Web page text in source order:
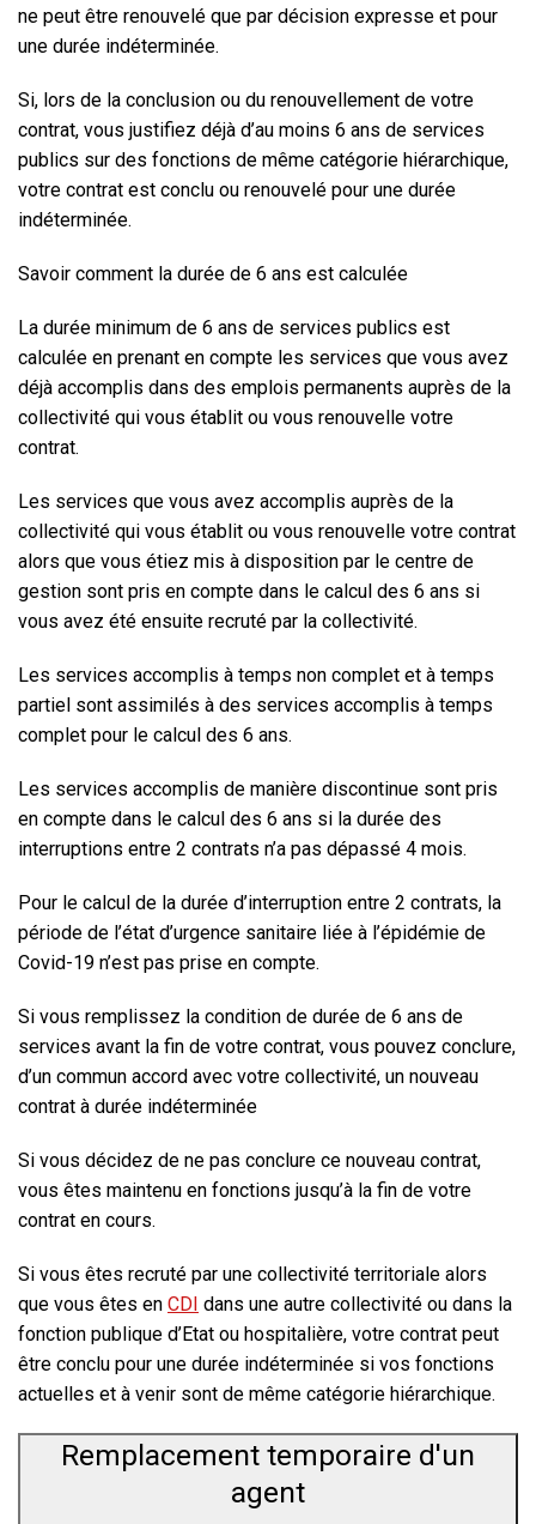
ne peut être renouvelé que par décision expresse et pour
une durée indéterminée.
Si, lors de la conclusion ou du renouvellement de votre
contrat, vous justifiez déjà d’au moins 6 ans de services
publics sur des fonctions de même catégorie hiérarchique,
votre contrat est conclu ou renouvelé pour une durée
indéterminée.
Savoir comment la durée de 6 ans est calculée
La durée minimum de 6 ans de services publics est
calculée en prenant en compte les services que vous avez
déjà accomplis dans des emplois permanents auprès de la
collectivité qui vous établit ou vous renouvelle votre
contrat.
Les services que vous avez accomplis auprès de la
collectivité qui vous établit ou vous renouvelle votre contrat
alors que vous étiez mis à disposition par le centre de
gestion sont pris en compte dans le calcul des 6 ans si
vous avez été ensuite recruté par la collectivité.
Les services accomplis à temps non complet et à temps
partiel sont assimilés à des services accomplis à temps
complet pour le calcul des 6 ans.
Les services accomplis de manière discontinue sont pris
en compte dans le calcul des 6 ans si la durée des
interruptions entre 2 contrats n’a pas dépassé 4 mois.
Pour le calcul de la durée d’interruption entre 2 contrats, la
période de l’état d’urgence sanitaire liée à l’épidémie de
Covid-19 n’est pas prise en compte.
Si vous remplissez la condition de durée de 6 ans de
services avant la fin de votre contrat, vous pouvez conclure,
d’un commun accord avec votre collectivité, un nouveau
contrat à durée indéterminée
Si vous décidez de ne pas conclure ce nouveau contrat,
vous êtes maintenu en fonctions jusqu’à la fin de votre
contrat en cours.
Si vous êtes recruté par une collectivité territoriale alors
que vous êtes en CDI dans une autre collectivité ou dans la
fonction publique d’Etat ou hospitalière, votre contrat peut
être conclu pour une durée indéterminée si vos fonctions
actuelles et à venir sont de même catégorie hiérarchique.
Remplacement temporaire d'un
agent